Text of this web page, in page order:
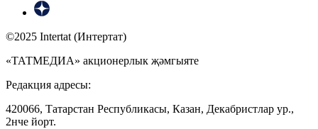
©2025 Intertat (Интертат)
«ТАТМЕДИА» акционерлык җәмгыяте
Редакция адресы:
420066, Татарстан Республикасы, Казан, Декабристлар ур.,
2нче йорт.